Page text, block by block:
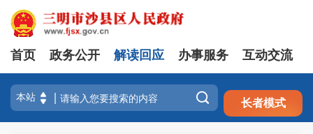
注册 登录
首页 政务公开 解读回应 办事服务 互动交流
 长者模式